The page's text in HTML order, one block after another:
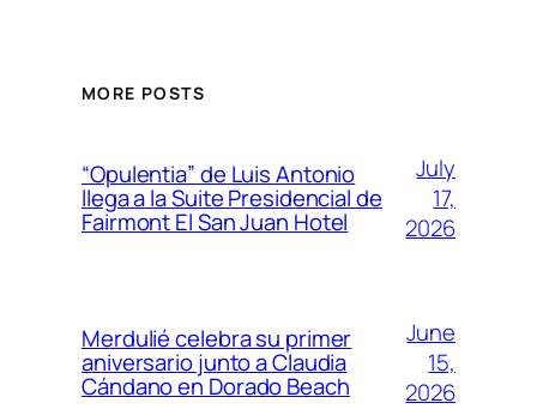
MORE POSTS
“Opulentia” de Luis Antonio
llega a la Suite Presidencial de
Fairmont El San Juan Hotel
July
17,
2026
Merdulié celebra su primer
aniversario junto a Claudia
Cándano en Dorado Beach
June
15,
2026